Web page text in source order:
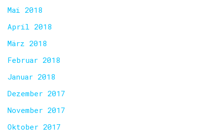
Mai 2018
April 2018
März 2018
Februar 2018
Januar 2018
Dezember 2017
November 2017
Oktober 2017